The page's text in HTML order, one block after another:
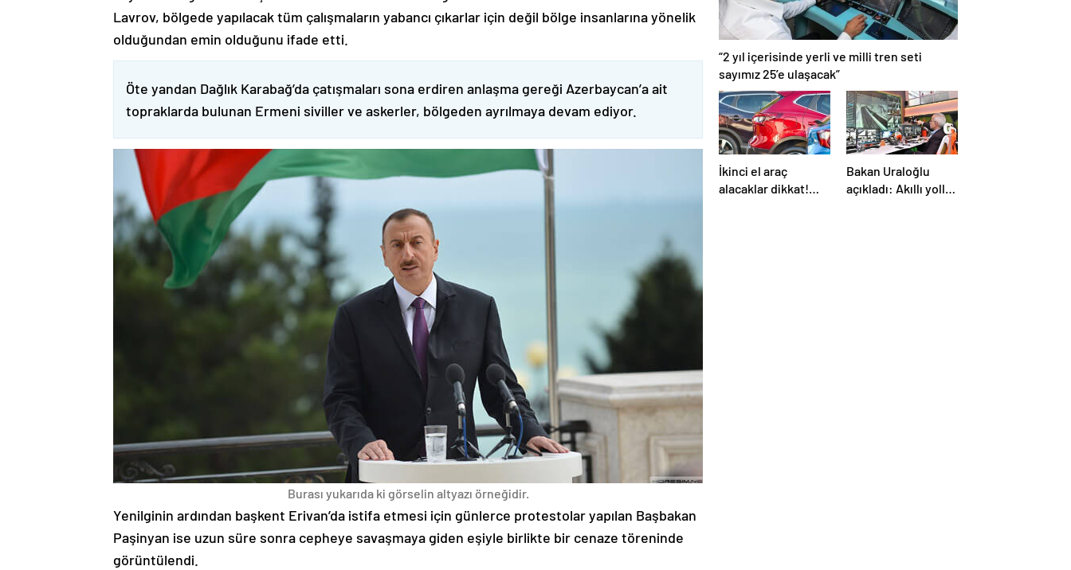
Lavrov, bölgede yapılacak tüm çalışmaların yabancı çıkarlar için değil bölge insanlarına yönelik
olduğundan emin olduğunu ifade etti.
Öte yandan Dağlık Karabağ’da çatışmaları sona erdiren anlaşma gereği Azerbaycan’a ait
topraklarda bulunan Ermeni siviller ve askerler, bölgeden ayrılmaya devam ediyor.
Burası yukarıda ki görselin altyazı örneğidir.
Yenilginin ardından başkent Erivan’da istifa etmesi için günlerce protestolar yapılan Başbakan
Paşinyan ise uzun süre sonra cepheye savaşmaya giden eşiyle birlikte bir cenaze töreninde
görüntülendi.
“2 yıl içerisinde yerli ve milli tren seti
sayımız 25’e ulaşacak”
İkinci el araç
alacaklar dikkat!
Bakan Uraloğlu
açıkladı: Akıllı yollar